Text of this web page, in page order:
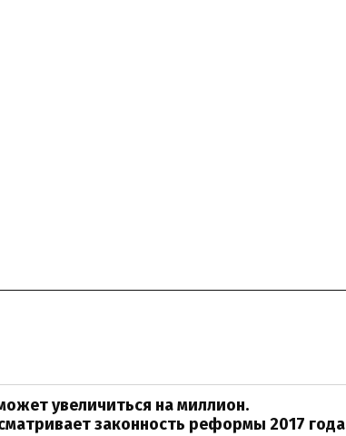
увеличиться на миллион.
законность реформы 2017 года